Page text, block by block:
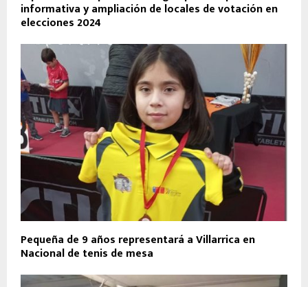
informativa y ampliación de locales de votación en
elecciones 2024
Pequeña de 9 años representará a Villarrica en
Nacional de tenis de mesa